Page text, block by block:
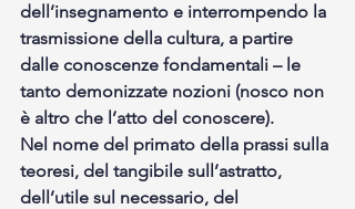
dell’insegnamento e interrompendo la
trasmissione della cultura, a partire
dalle conoscenze fondamentali – le
tanto demonizzate nozioni (nosco non
è altro che l’atto del conoscere).
Nel nome del primato della prassi sulla
teoresi, del tangibile sull’astratto,
dell’utile sul necessario, del